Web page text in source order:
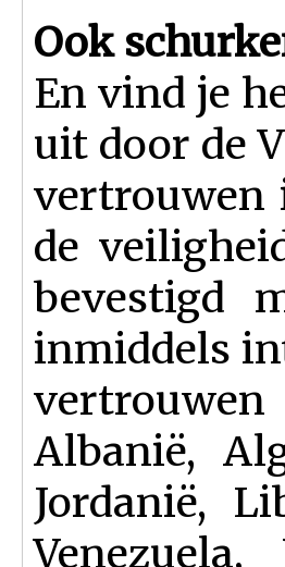
Ook
En vind je
uit door de
vertrouwen
de
bevestigd
inmiddels
Albanië,
Jordanië,